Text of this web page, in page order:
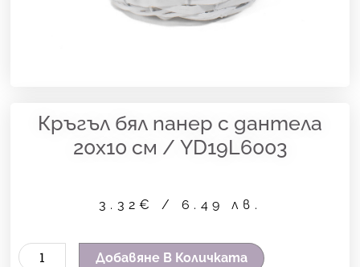
Кръгъл бял панер с дантела
20х10 см / YD19L6003
3.32€ / 6.49 лв.
количество Добавяне В Количката